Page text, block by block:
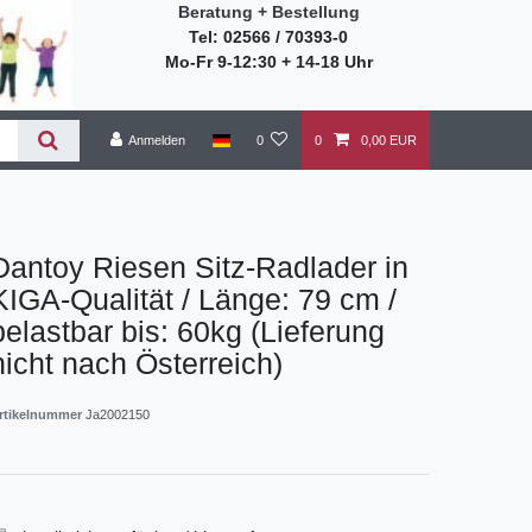
Beratung + Bestellung
Tel: 02566 / 70393-0
Mo-Fr 9-12:30 + 14-18 Uhr
Anmelden 0 0 0,00 EUR
Riesen Sitz-Radlader in
Qualität / Länge: 79 cm /
bis: 60kg (Lieferung
nach Österreich)
Ja2002150